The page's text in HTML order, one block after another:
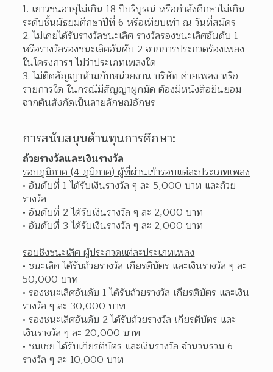
เยาวชนอายุไม่เกิน 18 ปีบริบูรณ์ หรือกำลังศึกษาไม่เกิน
ระดับชั้นมัธยมศึกษาปีที่ 6 หรือเทียบเท่า ณ วันที่สมัคร
ไม่เคยได้รับรางวัลชนะเลิศ รางวัลรองชนะเลิศอันดับ 1
หรือรางวัลรองชนะเลิศอันดับ 2 จากการประกวดร้องเพลง
ในโครงการฯ ไม่ว่าประเภทเพลงใด
ไม่ติดสัญญาห้ามกับหน่วยงาน บริษัท ค่ายเพลง หรือ
รายการใด ในกรณีมีสัญญาผูกมัด ต้องมีหนังสือยินยอม
จากต้นสังกัดเป็นลายลักษณ์อักษร
การสนับสนุนด้านทุนการศึกษา:
ถ้วยรางวัลและเงินรางวัล
รอบภูมิภาค (4 ภูมิภาค) ผู้ที่ผ่านเข้ารอบแต่ละประเภทเพลง
อันดับที่ 1 ได้รับเงินรางวัล ๆ ละ 5,000 บาท และถ้วย
รางวัล
อันดับที่ 2 ได้รับเงินรางวัล ๆ ละ 2,000 บาท
อันดับที่ 3 ได้รับเงินรางวัล ๆ ละ 2,000 บาท
รอบชิงชนะเลิศ ผู้ประกวดแต่ละประเภทเพลง
ชนะเลิศ ได้รับถ้วยรางวัล เกียรติบัตร และเงินรางวัล ๆ ละ
50,000 บาท
รองชนะเลิศอันดับ 1 ได้รับถ้วยรางวัล เกียรติบัตร และเงิน
รางวัล ๆ ละ 30,000 บาท
รองชนะเลิศอันดับ 2 ได้รับถ้วยรางวัล เกียรติบัตร และ
เงินรางวัล ๆ ละ 20,000 บาท
ชมเชย ได้รับเกียรติบัตร และเงินรางวัล จำนวนรวม 6
รางวัล ๆ ละ 10,000 บาท